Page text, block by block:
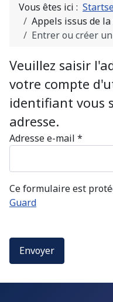
Vous êtes ici :
Appels issus de
Entrer ou créer
Veuillez saisir
votre compte
identifiant vous
adresse.
Adresse e-mail *
Ce formulaire est
Guard
Envoyer